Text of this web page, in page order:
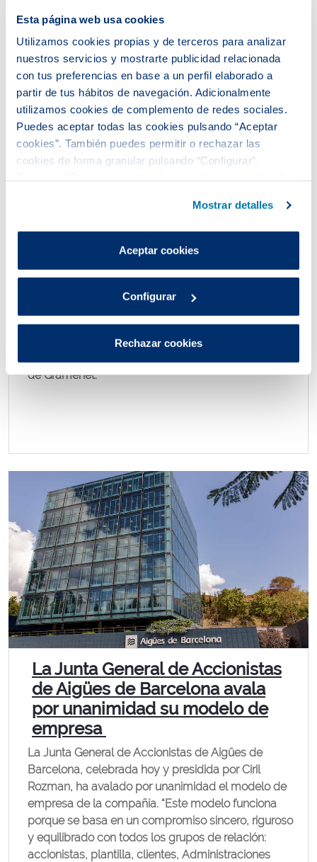
Esta página web usa cookies
Utilizamos cookies propias y de terceros para analizar
nuestros servicios y mostrarte publicidad relacionada
con tus preferencias en base a un perfil elaborado a
partir de tus hábitos de navegación. Adicionalmente
utilizamos cookies de complemento de redes sociales.
Puedes aceptar todas las cookies pulsando “Aceptar
cookies”. También puedes permitir o rechazar las
cookies de forma granular pulsando “Configurar”.
son indispensables para que el sitio web funcione y que
por tanto no se pueden desactivar.
Puedes consultar más información en nuestra
Mostrar detalles
Aceptar cookies
Configurar
Rechazar cookies
El programa Territorio Social
mejora la empleabilidad de 75
mujeres en situación de
Fondo de Santa Coloma de
Gramenet
Aigües de Barcelona, el Ayuntamiento de Santa
Coloma de Gramenet y la Diputación de Barcelona
han celebrado esta mañana la clausura del
proyecto Dispositivo de Impulso al Empleo, en el
que han participado, desde abril de 2023 a mayo de
2024, un total de 75 mujeres en situación de
de Gramenet.
La Junta General de Accionistas
de Aigües de Barcelona avala
por unanimidad su modelo de
empresa
La Junta General de Accionistas de Aigües de
Barcelona, celebrada hoy y presidida por Ciril
Rozman, ha avalado por unanimidad el modelo de
empresa de la compañía. “Este modelo funciona
porque se basa en un compromiso sincero, riguroso
y equilibrado con todos los grupos de relación:
accionistas, plantilla, clientes, Administraciones